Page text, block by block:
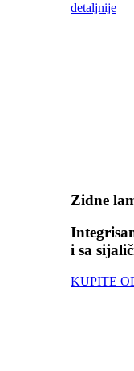
detaljnije
Zidne
i sa
KUPITE